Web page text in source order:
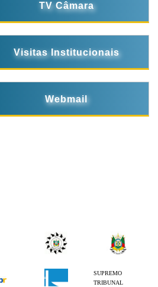
TV Câmara
Visitas Institucionais
Webmail
SUPREMO
TRIBUNAL